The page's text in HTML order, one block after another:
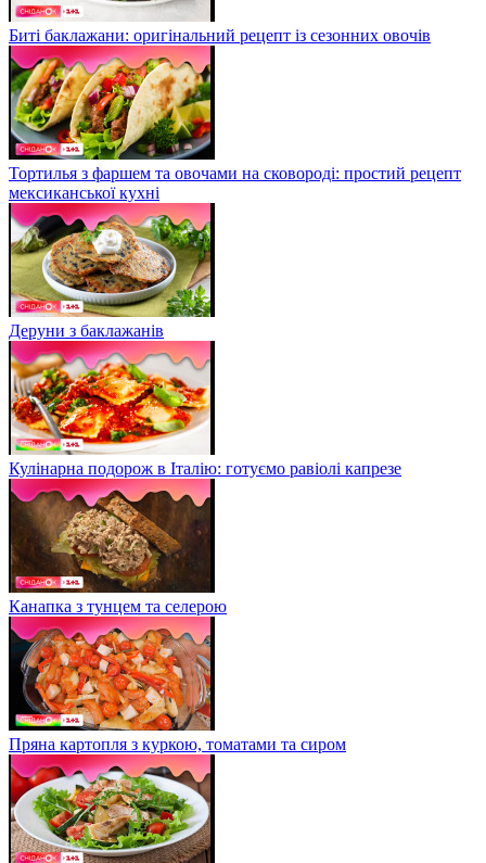
Биті баклажани: оригінальний рецепт із сезонних овочів
Тортилья з фаршем та овочами на сковороді: простий рецепт
мексиканської кухні
Деруни з баклажанів
Кулінарна подорож в Італію: готуємо равіолі капрезе
Канапка з тунцем та селерою
Пряна картопля з куркою, томатами та сиром